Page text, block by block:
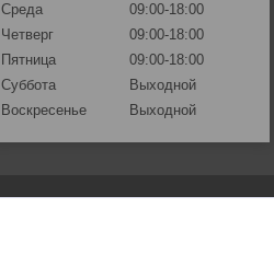
Среда
09:00-18:00
Четверг
09:00-18:00
Пятница
09:00-18:00
Суббота
Выходной
Воскресенье
Выходной